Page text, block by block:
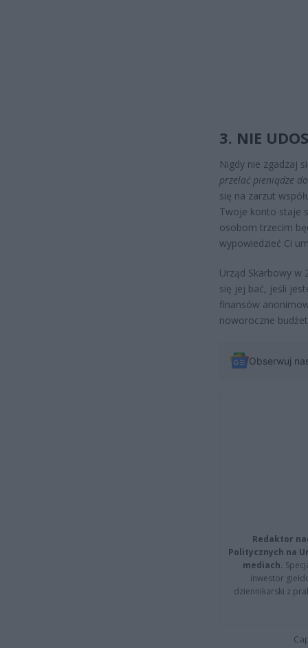
3. NIE
Nigdy nie zgadzaj
przelać pieniądze
się na zarzut
Twoje konto staje
osobom trzecim
wypowiedzieć Ci
Urząd Skarbowy w
się jej bać, jeśli
finansów
noworoczne
Obserwuj
Redaktor
Politycznych na
mediach.
inwestor
dziennikarski z